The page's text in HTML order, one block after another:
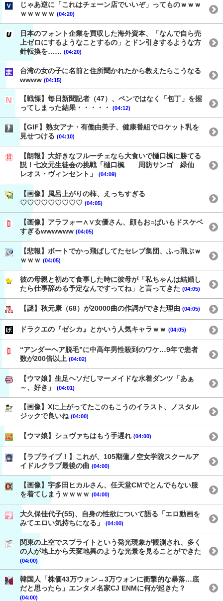
じゃあ逆に「これはチェーン店でいいぞ」ってものｗｗｗ
ｗｗｗｗｗ (04:20)
日本のフォント企業を買収した海外資本、「なんで自ら売
上ゼロにするようなことするの」とドン引きするような方
針転換を…… (04:20)
台湾の女の子に名前と住所聞かれたから教えたらこうなる
wwww (04:15)
【戦慄】毎日新聞記者（47）、ペンではなく「包丁」を握
ってしまった結果・・・・・
(04:12)
【GIF】熟女アナ・有働由美子、健康番組でロケット乳を
見せつける (04:10)
【朗報】大好きなフルーチェなら大食いで樋口楓に勝てる
説！七次元生徒会の挑戦「樋口楓 周防サンゴ 緑仙
レオス・ヴィンセント」
(04:09)
【画像】風呂上がりの柿、えっちすぎる
♡♡♡♡♡♡♡♡♡ (04:05)
【画像】アラフォー∧∨女優さん、顔もお○ぱいもドスケベ
すぎるwwwwww (04:05)
【悲報】ボートでかっ飛ばしてたセレブ集団、ふっ飛ぶｗ
ｗｗｗ (04:05)
彼の母親と初めて食事した時に彼母が「私ちゃんは結婚し
たら仕事辞める予定なんですってね」と言ってきた (04:05)
【謎】秋元康（68）が20000曲の作詞ができた理由 (04:05)
ドラクエの『ゼシカ』とかいう人気キャラｗｗ (04:05)
“アンダーヘア脱毛”に中高年男性殺到のワケ…9年で患者
数が200倍以上 (04:02)
【ウマ娘】生足ヘソだしマーメイドな水着ダンツ「あぁ
～、好き」
(04:01)
【画像】Xに上がってたこのもこうのイラスト、ノスタル
ジックで良いね (04:00)
【ウマ娘】シュヴァちはもう手遅れ (04:00)
【ラブライブ！】これが、105期蓮ノ空女学院スクールア
イドルクラブ最後の曲 (04:00)
【画像】宇多田ヒカルさん、任天堂CMでとんでもない服
を着てしまうｗｗｗｗ (04:00)
大久保佳代子(55)、自身の性欲について語る「エロ動画を
みてエロい気持ちになる」
(04:00)
関東の上空でスプライトという発光現象が観測され、多く
の人が地上から天変地異のような光景を見ることができた
(04:00)
韓国人「株価43万ウォン→3万ウォンに衝撃的な暴落…底
だと思ったら」エンタメ名家CJ ENMに何が起きた？
(04:00)